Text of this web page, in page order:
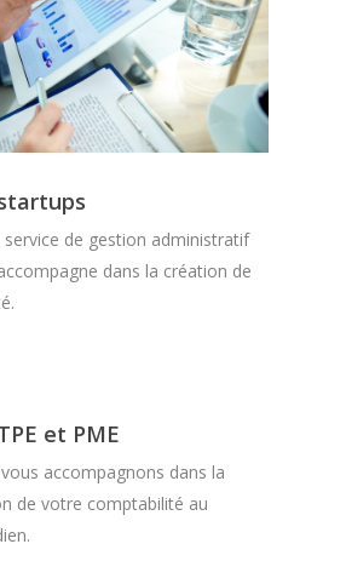
service de gestion administratif
dans la création de
et PME
accompagnons dans la
de votre comptabilité au